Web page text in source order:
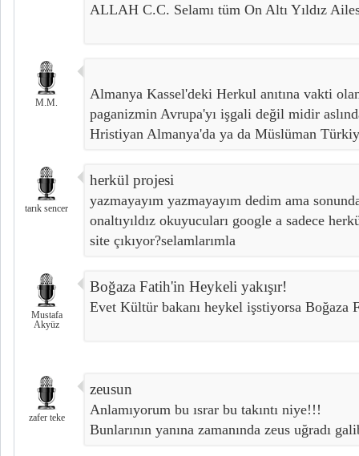
ALLAH C.C. Selamı tüm On Altı Yıldız
M.M.
Almanya Kassel'deki Herkul anıtına vakti
paganizmin Avrupa'yı işgali değil midir
Hristiyan Almanya'da ya da Müslüman
tarık sencer
herkül projesi
yazmayayım yazmayayım dedim ama
onaltıyıldız okuyucuları google a sadece
site çıkıyor?selamlarımla
Mustafa
Akyüz
Boğaza Fatih'in Heykeli yakışır!
Evet Kültür bakanı heykel işstiyorsa Boğaza
zafer teke
zeusun
Anlamıyorum bu ısrar bu takıntı niye!!!
Bunlarının yanına zamanında zeus uğradı